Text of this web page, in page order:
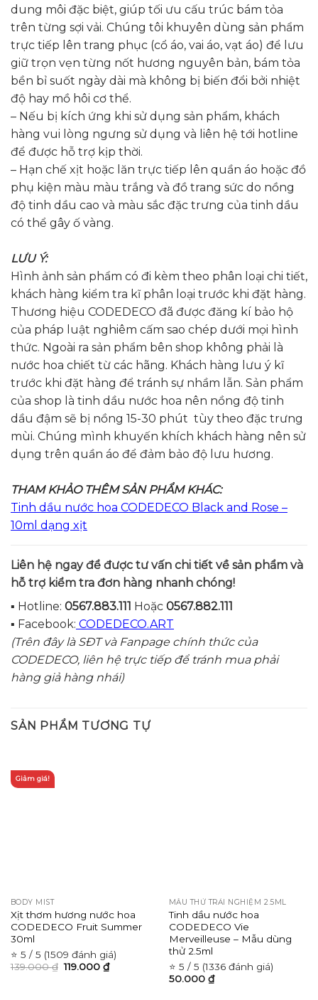
dung môi đặc biệt, giúp tối ưu cấu trúc bám tỏa
trên từng sợi vải. Chúng tôi khuyên dùng sản phẩm
trực tiếp lên trang phục (cổ áo, vai áo, vạt áo) để lưu
giữ trọn vẹn từng nốt hương nguyên bản, bám tỏa
bền bỉ suốt ngày dài mà không bị biến đổi bởi nhiệt
độ hay mồ hôi cơ thể.
– Nếu bị kích ứng khi sử dụng sản phẩm, khách
hàng vui lòng ngưng sử dụng và liên hệ tới hotline
để được hỗ trợ kịp thời.
– Hạn chế xịt hoặc lăn trực tiếp lên quần áo hoặc đồ
phụ kiện màu màu trắng và đồ trang sức do nồng
độ tinh dầu cao và màu sắc đặc trưng của tinh dầu
có thể gây ố vàng.
LƯU Ý:
Hình ảnh sản phẩm có đi kèm theo phân loại chi tiết,
khách hàng kiểm tra kĩ phân loại trước khi đặt hàng.
Thương hiệu CODEDECO đã được đăng kí bảo hộ
của pháp luật nghiêm cấm sao chép dưới mọi hình
thức. Ngoài ra sản phẩm bên shop không phải là
nước hoa chiết từ các hãng. Khách hàng lưu ý kĩ
trước khi đặt hàng để tránh sự nhầm lẫn. Sản phẩm
của shop là tinh dầu nước hoa nên nồng độ tinh
dầu đậm sẽ bị nồng 15-30 phút tùy theo đặc trưng
mùi. Chúng mình khuyến khích khách hàng nên sử
dụng trên quần áo để đảm bảo độ lưu hương.
THAM KHẢO THÊM SẢN PHẨM KHÁC:
Tinh dầu nước hoa CODEDECO Black and Rose –
10ml dạng xịt
Liên hệ ngay để được tư vấn chi tiết về sản phẩm và
hỗ trợ kiểm tra đơn hàng nhanh chóng!
▪️ Hotline: 0567.883.111 Hoặc 0567.882.111
▪️ Facebook: CODEDECO.ART
(Trên đây là SĐT và Fanpage chính thức của
CODEDECO, liên hệ trực tiếp để tránh mua phải
hàng giả hàng nhái)
SẢN PHẨM TƯƠNG TỰ
Giảm giá!
BODY MIST
Xịt thơm hương nước hoa
CODEDECO Fruit Summer
30ml
⭐ 5 / 5 (1509 đánh giá)
139.000₫ 119.000 ₫
MẪU THỬ TRẢI NGHIỆM 2.5ML
Tinh dầu nước hoa
CODEDECO Vie
Merveilleuse – Mẫu dùng
thử 2.5ml
⭐ 5 / 5 (1336 đánh giá)
50.000 ₫